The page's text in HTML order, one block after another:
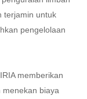
terjamin untuk
pengelolaan
memberikan
menekan biaya